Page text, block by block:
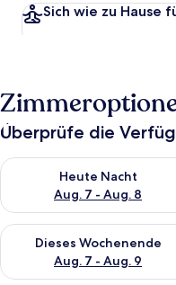
Sich wie zu Hause
Überprüfe die
Heute Nacht
Aug. 7 - Aug. 8
Überprüfe die
Dieses Wochenende
Aug. 7 - Aug. 9
Überprüfe die